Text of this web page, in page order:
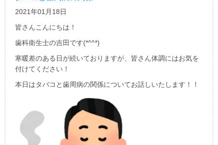
2021年01月18日
皆さんこんにちは！
歯科衛生士の吉田です(*^^*)
寒暖差のある日が続いておりますが、皆さん体調にはお気を
付けてください！
本日はタバコと歯周病の関係についてお話しいたします！！